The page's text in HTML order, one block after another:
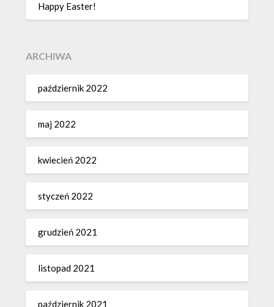
Happy Easter!
ARCHIWA
październik 2022
maj 2022
kwiecień 2022
styczeń 2022
grudzień 2021
listopad 2021
październik 2021